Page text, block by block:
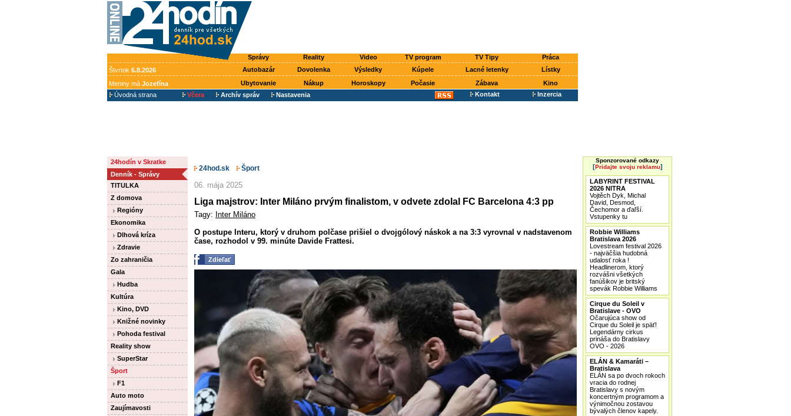
Správy Reality Video TV program TV Tipy
Práca
Štvrtok 6.8.2026 Autobazár Dovolenka Výsledky Kúpele Lacné letenky
Lístky
Meniny má Jozefína Ubytovanie Nákup Horoskopy Počasie Zábava
Kino
Úvodná strana
Včera Archív správ Nastavenia Kontakt Inzercia
24hodín v Skratke
Denník - Správy
TITULKA
Z domova
Regióny
Ekonomika
Dlhová kríza
Zdravie
Zo zahraničia
Gala
Hudba
Kultúra
Kino, DVD
Knižné novinky
Pohoda festival
Reality show
SuperStar
Šport
F1
Auto moto
Zaujímavosti
24hod.sk Šport
06. mája 2025
Liga majstrov: Inter Miláno prvým finalistom, v odvete zdolal FC Barcelona 4:3 pp
Tagy: Inter Miláno
O postupe Interu, ktorý v druhom polčase prišiel o dvojgólový náskok a na 3:3 vyrovnal v nadstavenom
čase, rozhodol v 99. minúte Davide Frattesi.
Zdieľať
Sponzorované odkazy
[Pridajte svoju reklamu]
LABYRINT FESTIVAL
2026 NITRA
Vojtěch Dyk, Michal
David, Desmod,
Čechomor a ďaľší.
Vstupenky tu
Robbie Williams
Bratislava 2026
Lovestream festival 2026
- najväčšia hudobná
udalosť roka !
Headlinerom, ktorý
rozvášni všetkých
fanúšikov je britský
spevák Robbie Williams
Cirque du Soleil v
Bratislave - OVO
Očarujúca show od
Cirque du Soleil je späť!
Legendárny cirkus
prináša do Bratislavy
OVO - 2026
ELÁN & Kamaráti –
Bratislava
ELÁN sa po dvoch rokoch
vracia do rodnej
Bratislavy s novým
koncertným programom a
výnimočnou zostavou
bývalých členov kapely.